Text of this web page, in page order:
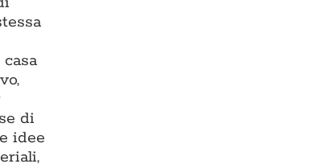
di
idee